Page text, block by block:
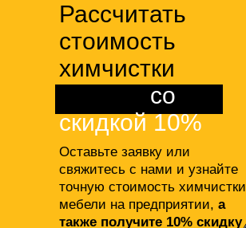
Оставьте заявку или
свяжитесь с нами и узнайте
точную стоимость химчистки
мебели на предприятии, а
также получите 10% скидку
Рассчитать
стоимость
химчистки
со
скидкой 10%